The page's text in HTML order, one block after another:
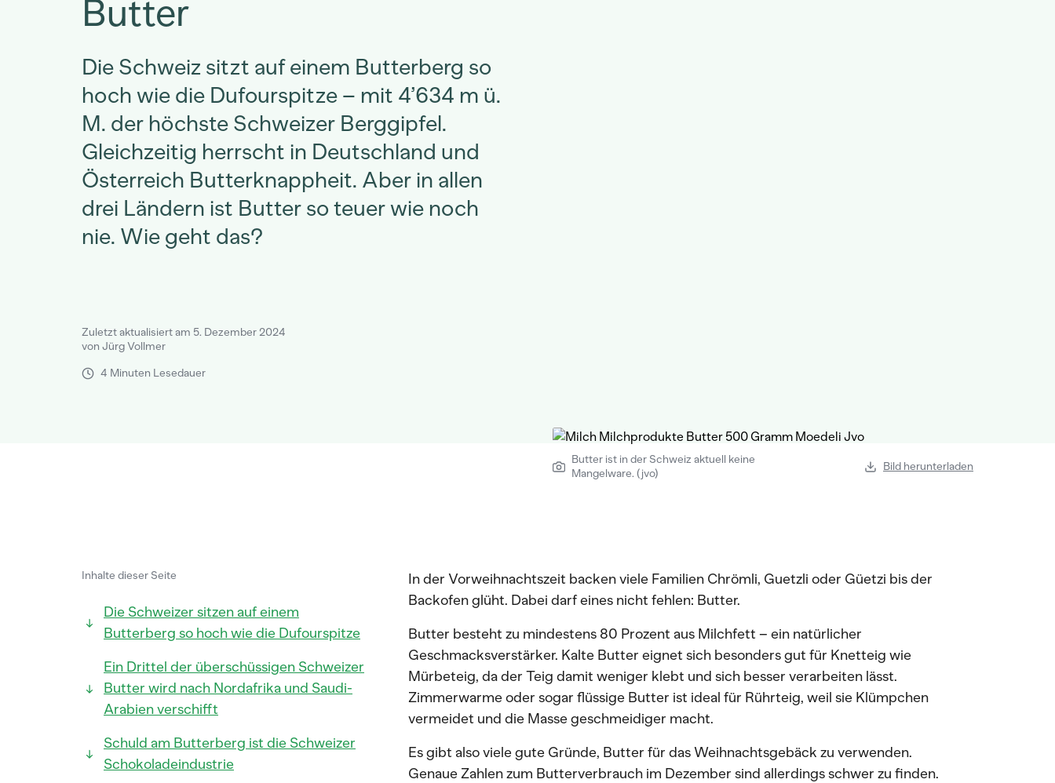
Butter
Die Schweiz sitzt auf einem Butterberg so
hoch wie die Dufourspitze – mit 4’634 m ü.
M. der höchste Schweizer Berggipfel.
Gleichzeitig herrscht in Deutschland und
Österreich Butterknappheit. Aber in allen
drei Ländern ist Butter so teuer wie noch
nie. Wie geht das?
Zuletzt aktualisiert am 5. Dezember 2024
von Jürg Vollmer
4 Minuten Lesedauer
Butter ist in der Schweiz aktuell keine
Mangelware. (jvo)
Bild herunterladen
Inhalte dieser Seite
Die Schweizer sitzen auf einem
Butterberg so hoch wie die Dufourspitze
Ein Drittel der überschüssigen Schweizer
Butter wird nach Nordafrika und Saudi-
Arabien verschifft
Schuld am Butterberg ist die Schweizer
Schokoladeindustrie
In der Vorweihnachtszeit backen viele Familien Chrömli, Guetzli oder Güetzi bis der
Backofen glüht. Dabei darf eines nicht fehlen: Butter.
Butter besteht zu mindestens 80 Prozent aus Milchfett – ein natürlicher
Geschmacksverstärker. Kalte Butter eignet sich besonders gut für Knetteig wie
Mürbeteig, da der Teig damit weniger klebt und sich besser verarbeiten lässt.
Zimmerwarme oder sogar flüssige Butter ist ideal für Rührteig, weil sie Klümpchen
vermeidet und die Masse geschmeidiger macht.
Es gibt also viele gute Gründe, Butter für das Weihnachtsgebäck zu verwenden.
Genaue Zahlen zum Butterverbrauch im Dezember sind allerdings schwer zu finden.